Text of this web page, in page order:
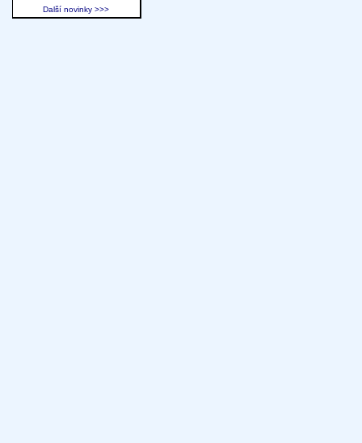
Další novinky >>>